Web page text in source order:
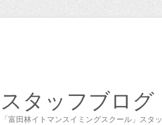
スタッフブログ
「富田林イトマンスイミングスクール」ス